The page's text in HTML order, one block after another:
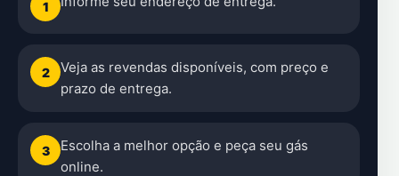
1
2
Veja as revendas disponíveis, com preço e
prazo de entrega.
3
Escolha a melhor opção e peça seu gás
online.